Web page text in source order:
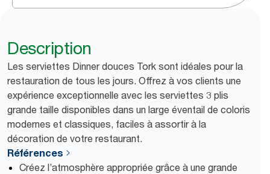
Description
Les serviettes Dinner douces Tork sont idéales pour la
restauration de tous les jours. Offrez à vos clients une
expérience exceptionnelle avec les serviettes 3 plis
grande taille disponibles dans un large éventail de coloris
modernes et classiques, faciles à assortir à la
décoration de votre restaurant.
Références
Créez l’atmosphère appropriée grâce à une grande